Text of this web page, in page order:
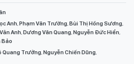
Anh Phạm Văn Trường Bùi Thị Hồng Sương
Anh Dương Văn Quang Nguyễn Đức Hiển
Bảo
Quang Trưởng Nguyễn Chiến Dũng